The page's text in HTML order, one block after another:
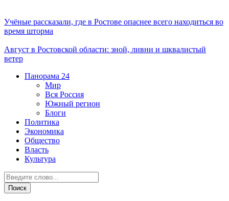
Учёные рассказали, где в Ростове опаснее всего находиться во
время шторма
Август в Ростовской области: зной, ливни и шквалистый
ветер
Панорама 24
Мир
Вся Россия
Южный регион
Блоги
Политика
Экономика
Общество
Власть
Культура